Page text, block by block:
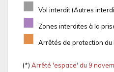
■ Vol interdit (Autres
■ Zones interdites à la
■ Arrêtés de protection du
(*) Arrêté 'espace' du 9